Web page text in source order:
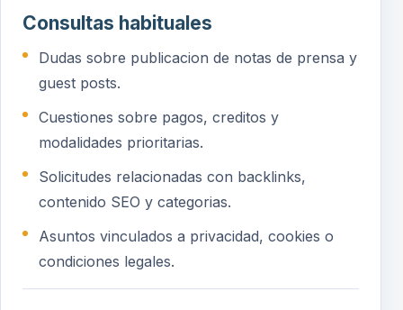
Consultas habituales
Dudas sobre publicacion de notas de prensa y
guest posts.
Cuestiones sobre pagos, creditos y
modalidades prioritarias.
Solicitudes relacionadas con backlinks,
contenido SEO y categorias.
Asuntos vinculados a privacidad, cookies o
condiciones legales.